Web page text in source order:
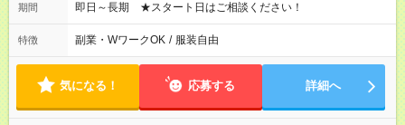
期間 即日～長期 ★スタート日はご相談ください！
特徴 副業・WワークOK / 服装自由
気になる！ 応募する 詳細へ